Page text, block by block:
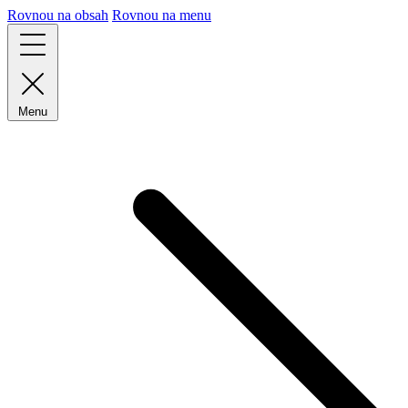
Rovnou na obsah Rovnou na menu
Menu